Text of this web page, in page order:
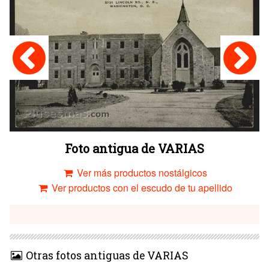
Foto antigua de VARIAS
Ver más productos nostálgicos
Ver productos con el escudo de tu apellido
Otras fotos antiguas de VARIAS